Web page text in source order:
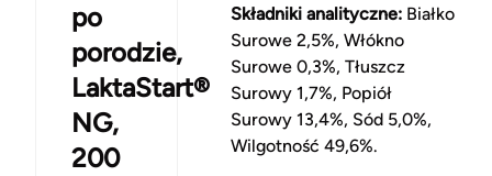
po
porodzie,
LaktaStart®
NG,
200
Składniki analityczne:Białko
Surowe 2,5%, Włókno
Surowe 0,3%, Tłuszcz
Surowy 1,7%, Popiół
Surowy 13,4%, Sód 5,0%,
Wilgotność 49,6%.